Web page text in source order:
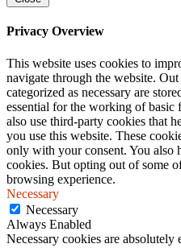
Privacy Overview
This website uses cookies to
navigate through the website.
categorized as necessary are
essential for the working of basic
also use third-party cookies that
you use this website. These
only with your consent. You also
cookies. But opting out of some
browsing experience.
Necessary
Necessary
Always Enabled
Necessary cookies are absolutely